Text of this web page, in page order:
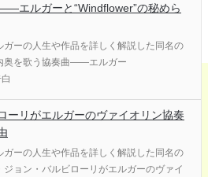
エルガーと“Windflower”の秘めら
ーの人生や作品を詳しく解説した同名の
奥を歌う協奏曲――エルガー
ーリがエルガーのヴァイオリン協奏
ーの人生や作品を詳しく解説した同名の
ョン・バルビローリがエルガーのヴァイ